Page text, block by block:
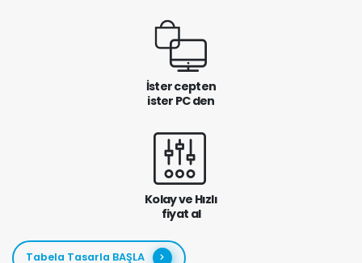
İster cepten
ister PC den
Kolay ve Hızlı
fiyat al
Tabela Tasarla BAŞLA